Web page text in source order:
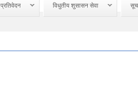
प्रतिवेदन विधुतीय शुसासन सेवा